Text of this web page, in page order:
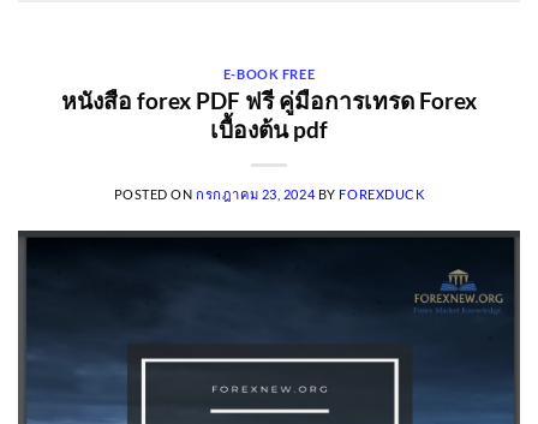
E-BOOK FREE
หนังสือ forex PDF ฟรี คู่มือการเทรด Forex
เบื้องต้น pdf
POSTED ON กรกฎาคม 23, 2024 BY FOREXDUCK